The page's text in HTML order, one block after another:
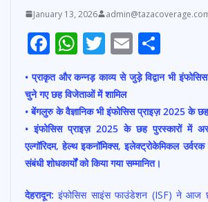
January 13, 2026
F
ac
e
b
o
o
k
W
at
s
A
p
p
T
w
itt
er
E
m
ai
l
h
ar
e
• प्राकृत और कन्नड़ काव्य से जुड़े विद्वान भी
चुने गए छह विजेताओं में शामिल
• बेंगलुरु के वैज्ञानिक भी इंफोसिस प्राइज़ 2025 के
• इंफोसिस प्राइज़ 2025 के छह पुरस्कारों में
एल्गॉरिदम, हेल्थ इकनॉमिक्स, इलेक्ट्रोकेमिकल
संबंधी शोधकार्यों को किया गया सम्मानित।
देहरादून: इंफोसिस साइंस फाउंडेशन (ISF) ने आज